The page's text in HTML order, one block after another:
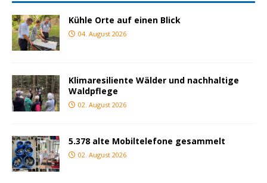
Kühle Orte auf einen Blick
04. August 2026
Klimaresiliente Wälder und nachhaltige
Waldpflege
02. August 2026
5.378 alte Mobiltelefone gesammelt
02. August 2026